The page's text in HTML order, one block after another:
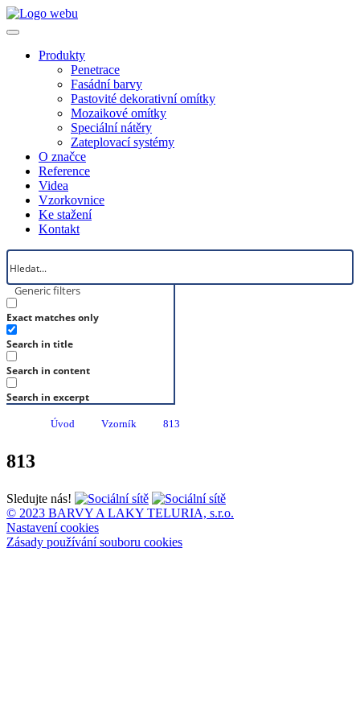
Produkty
Penetrace
Fasádní barvy
Pastovité dekorativní omítky
Mozaikové omítky
Speciální nátěry
Zateplovací systémy
O značce
Reference
Videa
Vzorkovnice
Ke stažení
Kontakt
Generic filters
Exact matches only
Search in title
Search in content
Search in excerpt
Úvod Vzorník 813
813
Sledujte nás!
© 2023 BARVY A LAKY TELURIA, s.r.o.
Nastavení cookies
Zásady používání souboru cookies